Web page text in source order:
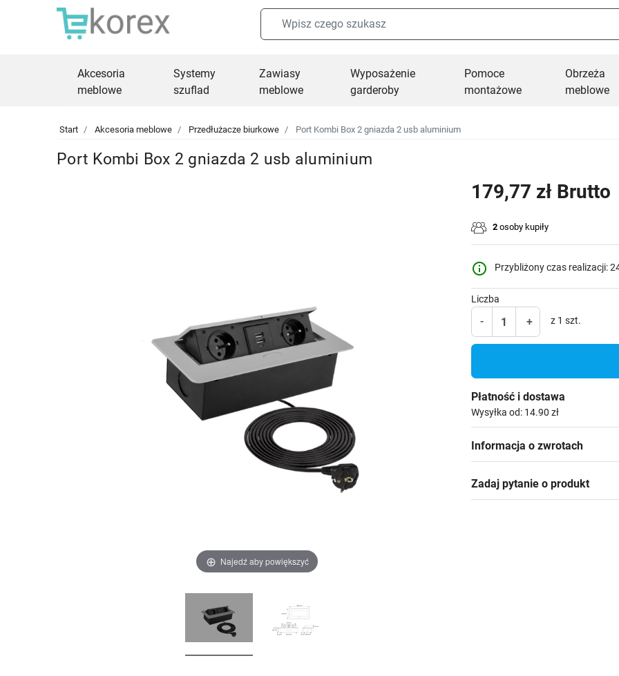
Akcesoria
meblowe
Systemy
szuflad
Zawiasy
meblowe
Wyposażenie
garderoby
Pomoce
montażowe
Obrzeża
meblowe
Start Akcesoria meblowe Przedłużacze biurkowe Port Kombi Box 2 gniazda 2 usb aluminium
Port Kombi Box 2 gniazda 2 usb aluminium
Najedź aby powiększyć
179,77 zł Brutto
2 osoby kupiły
info_outline Przybliżony czas realizacji:
Liczba
- + z 1 szt.
Płatność i dostawa
Wysyłka od: 14.90 zł
Informacja o zwrotach
Zadaj pytanie o produkt